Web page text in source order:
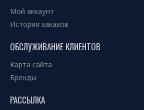
Мой аккаунт
История заказов
ОБСЛУЖИВАНИЕ КЛИЕНТОВ
Карта сайта
Бренды
РАССЫЛКА